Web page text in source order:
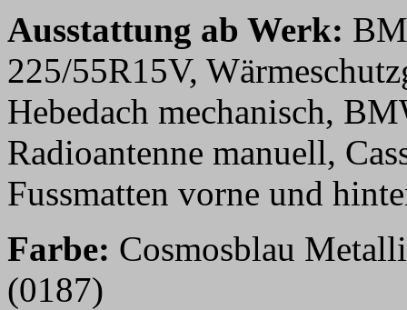
Ausstattung ab Werk:
225/55R15V,
Hebedach mechanisch,
Radioantenne manuell,
Fussmatten vorne und
Farbe: Cosmosblau
(0187)